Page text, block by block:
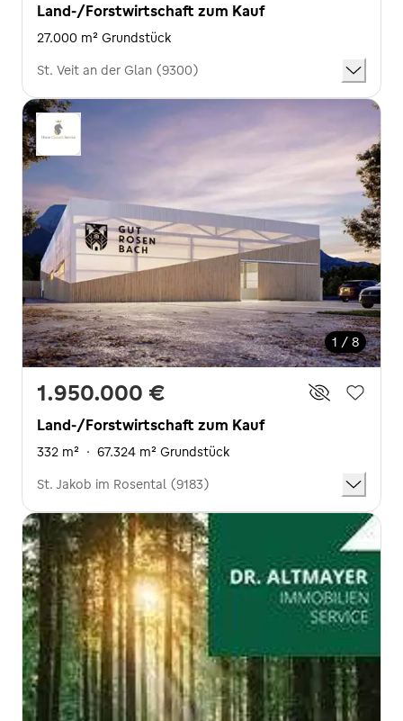
Land-/Forstwirtschaft zum Kauf
27.000 m² Grundstück
St. Veit an der Glan (9300)
1 / 8
1.950.000 €
Land-/Forstwirtschaft zum Kauf
332 m² · 67.324 m² Grundstück
St. Jakob im Rosental (9183)